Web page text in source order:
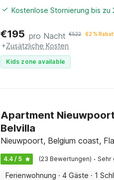
Kostenlose Stornierung bis zu
€195 pro Nacht €522 62 %
+Zusätzliche Kosten
Kids zone available
Apartment
Belvilla
Nieuwpoort, Belgium coast,
4.4 / 5 (23 Bewertungen) · Sehr
Ferienwohnung · 4 Gäste · 1